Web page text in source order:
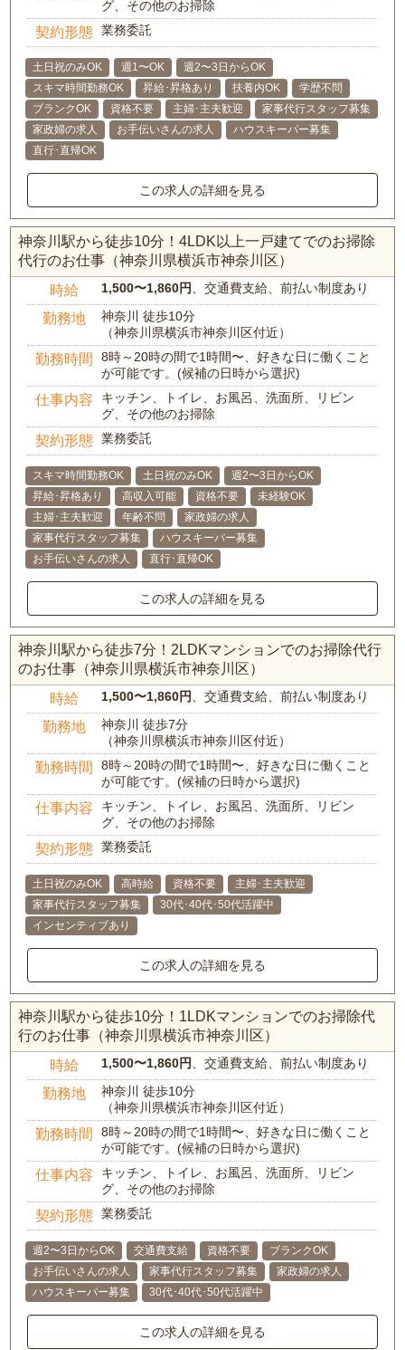
グ、その他のお掃除
契約形態 業務委託
土日祝のみOK 週1〜OK
週2〜3日からOK
スキマ時間勤務OK
昇給･昇格あり 扶養内OK
学歴不問
ブランクOK
資格不要 主婦･主夫歓迎
家事代行スタッフ募集
家政婦の求人
お手伝いさんの求人
ハウスキーパー募集
直行･直帰OK
この求人の詳細を見る
神奈川駅から徒歩10分！4LDK以上一戸建てでのお掃除
代行のお仕事（神奈川県横浜市神奈川区）
時給 1,500〜1,860円 、交通費支給、前払い制度あり
勤務地
神奈川 徒歩10分
（神奈川県横浜市神奈川区付近）
勤務時間
8時～20時の間で1時間〜、好きな日に働くこと
が可能です。(候補の日時から選択)
仕事内容
キッチン、トイレ、お風呂、洗面所、リビン
グ、その他のお掃除
契約形態 業務委託
スキマ時間勤務OK 土日祝のみOK
週2〜3日からOK
昇給･昇格あり
高収入可能 資格不要
未経験OK
主婦･主夫歓迎
年齢不問
家政婦の求人
家事代行スタッフ募集
ハウスキーパー募集
お手伝いさんの求人
直行･直帰OK
この求人の詳細を見る
神奈川駅から徒歩7分！2LDKマンションでのお掃除代行
のお仕事（神奈川県横浜市神奈川区）
時給 1,500〜1,860円 、交通費支給、前払い制度あり
勤務地
神奈川 徒歩7分
（神奈川県横浜市神奈川区付近）
勤務時間
8時～20時の間で1時間〜、好きな日に働くこと
が可能です。(候補の日時から選択)
仕事内容
キッチン、トイレ、お風呂、洗面所、リビン
グ、その他のお掃除
契約形態 業務委託
土日祝のみOK 高時給 資格不要
主婦･主夫歓迎
家事代行スタッフ募集
30代･40代･50代活躍中
インセンティブあり
この求人の詳細を見る
神奈川駅から徒歩10分！1LDKマンションでのお掃除代
行のお仕事（神奈川県横浜市神奈川区）
時給 1,500〜1,860円 、交通費支給、前払い制度あり
勤務地
神奈川 徒歩10分
（神奈川県横浜市神奈川区付近）
勤務時間
8時～20時の間で1時間〜、好きな日に働くこと
が可能です。(候補の日時から選択)
仕事内容
キッチン、トイレ、お風呂、洗面所、リビン
グ、その他のお掃除
契約形態 業務委託
週2〜3日からOK 交通費支給 資格不要
ブランクOK
お手伝いさんの求人
家事代行スタッフ募集
家政婦の求人
ハウスキーパー募集
30代･40代･50代活躍中
この求人の詳細を見る